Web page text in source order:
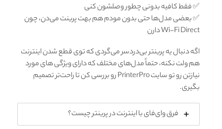
✅ فقط کافیه بدونی چطور وصلشون کنی
✅ بعضی مدل‌ها حتی بدون مودم هم بهت پرینت می‌دن، چون
Wi-Fi Direct دارن
اگه دنبال یه پرینتر بی‌دردسر می‌گردی که توی قطع شدن اینترنت
هم ولت نکنه، حتماً مدل‌های مختلف که دارای ویژگی های مورد
نیازتن رو تو سایت PrinterPro رو بررسی کن تا راحت‌تر تصمیم
بگیری.
فرق وای‌فای با اینترنت در پرینتر چیست؟